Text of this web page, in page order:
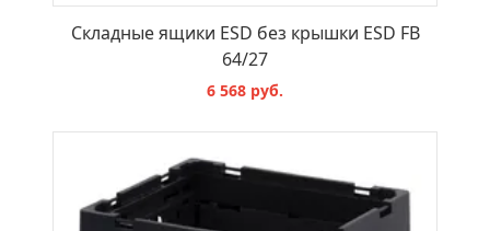
Складные ящики ESD без крышки ESD FB
64/27
6 568 руб.